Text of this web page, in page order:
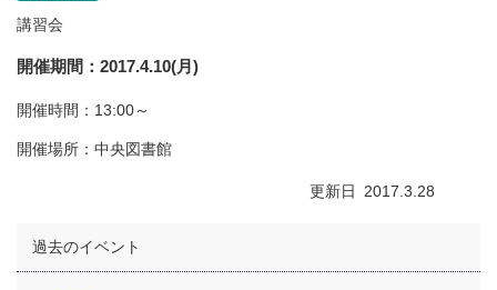
講習会
開催期間 2017.4.10(月)
開催時間：13:00～
開催場所：中央図書館
更新日 2017.3.28
過去のイベント